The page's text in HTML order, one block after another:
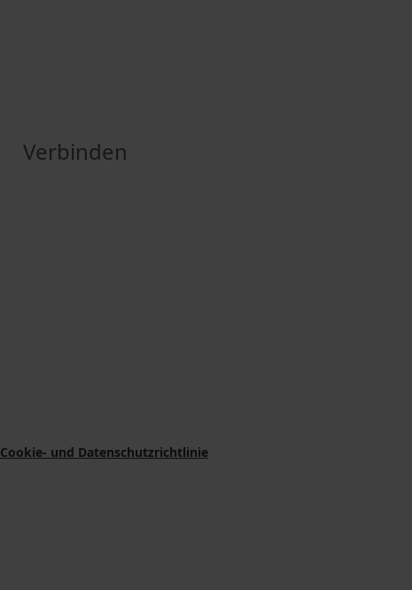
Verbinden
Cookie- und Datenschutzrichtlinie